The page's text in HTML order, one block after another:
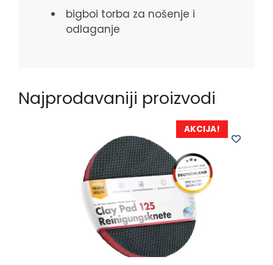
bigboi torba za nošenje i
odlaganje
Najprodavaniji proizvodi
AKCIJA!